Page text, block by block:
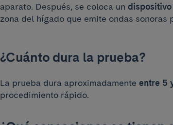
aparato. Después, se coloca un
zona del hígado que emite ondas
¿Cuánto dura la prueba?
La prueba dura aproximadamente entre 5
procedimiento rápido.